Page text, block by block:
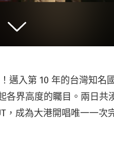
邁入第 10 年的台灣知名
各界高度的矚目。兩日共
，成為大港開唱唯一一次